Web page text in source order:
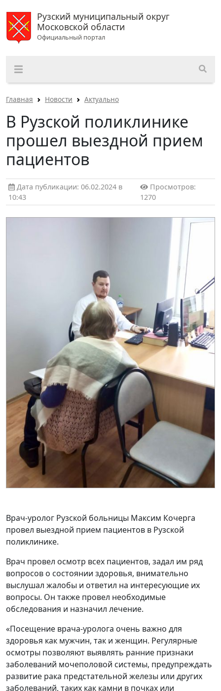
Рузский муниципальный округ
Московской области
Официальный портал
Главная Новости Актуально
В Рузской поликлинике
прошел выездной прием
пациентов
Дата публикации: 06.02.2024 в
10:43
Просмотров:
1270
Врач-уролог Рузской больницы Максим Кочерга
провел выездной прием пациентов в Рузской
поликлинике.
Врач провел осмотр всех пациентов, задал им ряд
вопросов о состоянии здоровья, внимательно
выслушал жалобы и ответил на интересующие их
вопросы. Он также провел необходимые
обследования и назначил лечение.
«Посещение врача-уролога очень важно для
здоровья как мужчин, так и женщин. Регулярные
осмотры позволяют выявлять ранние признаки
заболеваний мочеполовой системы, предупреждать
развитие рака предстательной железы или других
заболеваний, таких как камни в почках или